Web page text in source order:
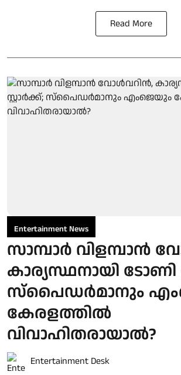
Read More
Entertainment News
സാമ്പാർ വിളമ്പാൻ
കാര്യസ്ഥനായി ടോണി
സ്പൈഡർമാനും
കേരളത്തിൽ
വിവാഹിതരായാൽ?
Entertainment Desk